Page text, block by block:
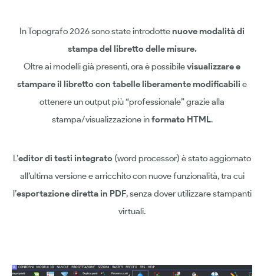
In Topografo 2026 sono state introdottenuove modalità di
stampa del libretto delle misure.
Oltre ai modelli già presenti, ora è possibilevisualizzare e
stampare il libretto con tabelle liberamente modificabilie
ottenere un output più “professionale” grazie alla
stampa/visualizzazione informato HTML.
L’editor di testi integrato (word processor) è stato aggiornato
all’ultima versione e arricchito con nuove funzionalità, tra cui
l’esportazione diretta in PDF, senza dover utilizzare stampanti
virtuali.